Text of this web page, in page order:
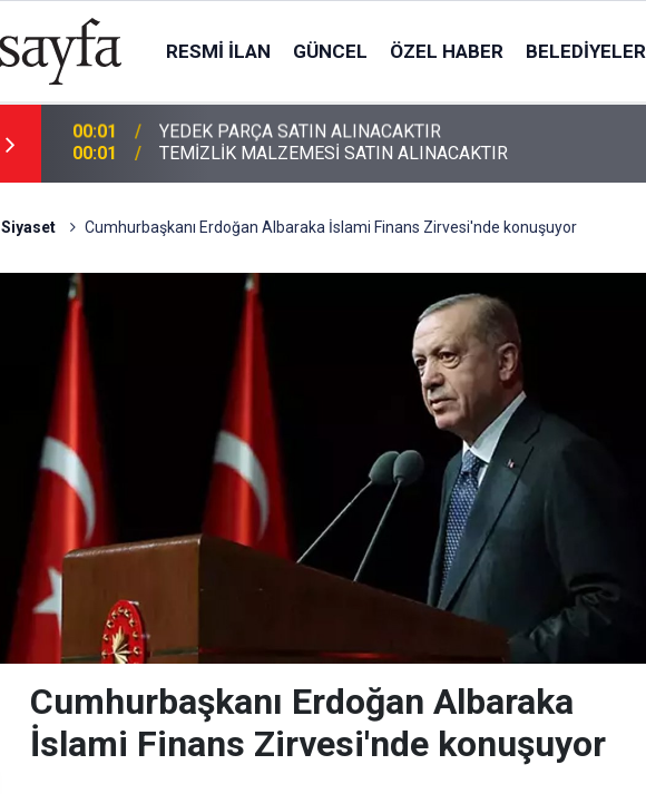
RESMI İLAN GÜNCEL ÖZEL HABER BELEDIYELER
00:01 TEMİZLİK MALZEMESİ SATIN ALINACAKTIR
Siyaset Cumhurbaşkanı Erdoğan Albaraka İslami Finans Zirvesi'nde konuşuyor
Cumhurbaşkanı Erdoğan Albaraka
İslami Finans Zirvesi'nde konuşuyor